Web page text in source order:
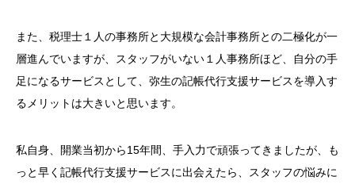
また、税理士１人の事務所と大規模な会計事務所との二極化が一
層進んでいますが、スタッフがいない１人事務所ほど、自分の手
足になるサービスとして、弥生の記帳代行支援サービスを導入す
るメリットは大きいと思います。
私自身、開業当初から15年間、手入力で頑張ってきましたが、も
っと早く記帳代行支援サービスに出会えたら、スタッフの悩みに